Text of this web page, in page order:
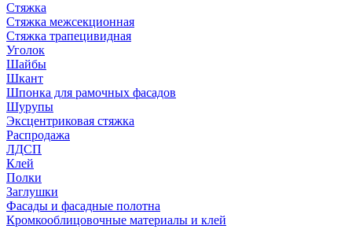
Стяжка
Стяжка межсекционная
Стяжка трапецивидная
Уголок
Шайбы
Шкант
Шпонка для рамочных фасадов
Шурупы
Эксцентриковая стяжка
Распродажа
ЛДСП
Клей
Полки
Заглушки
Фасады и фасадные полотна
Кромкооблицовочные материалы и клей